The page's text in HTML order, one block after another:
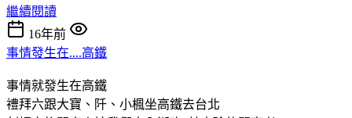
繼續閱讀
16年前
事情發生在....高鐵
事情就發生在高鐵
禮拜六跟大寶、阡、小楓坐高鐵去台北